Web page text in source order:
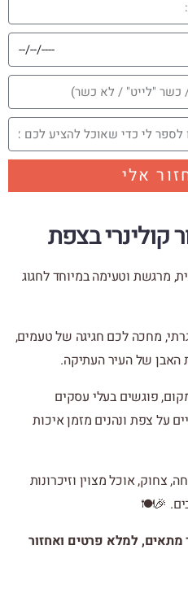
אלי
קולינרי בצפת
מרגשת וטעימה במיוחד לחגוג
מחכה לכם חגיגה של טעמים,
האבן של העיר העתיקה.
פוגשים בעלי עסקים
על צפת ונהנים מזמן איכות
צחוק, אוכל מצוין וזיכרונות
🎉🍽️
למלא פרטים ואחזור